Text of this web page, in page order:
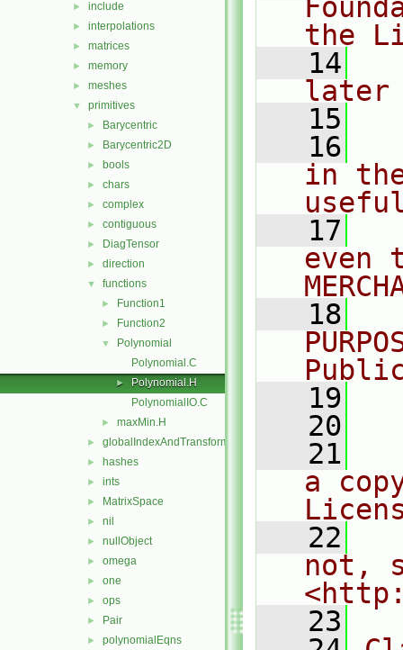
► include
► interpolations
► matrices
► memory
► meshes
▼ primitives
► Barycentric
► Barycentric2D
► bools
► chars
► complex
► contiguous
► DiagTensor
► direction
▼ functions
► Function1
► Function2
▼
Polynomial
Polynomial.C
►
Polynomial.H
PolynomialIO.C
► maxMin.H
► globalIndexAndTransform
► hashes
► ints
► MatrixSpace
► nil
► nullObject
► omega
► one
► ops
► Pair
► polynomialEqns
the
   14
later
   15
   16
in
   17
even
   18
   19
   20
   21
a
   22
not,
   23